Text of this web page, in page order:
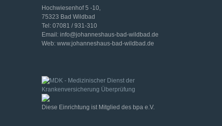
Hochwiesenhof 5 -10,
75323 Bad Wildbad
Tel: 07081 / 931-310
Email: info@johanneshaus-bad-wildbad.de
Web: www.johanneshaus-bad-wildbad.de
Diese Einrichtung ist Mitglied des bpa e.V.